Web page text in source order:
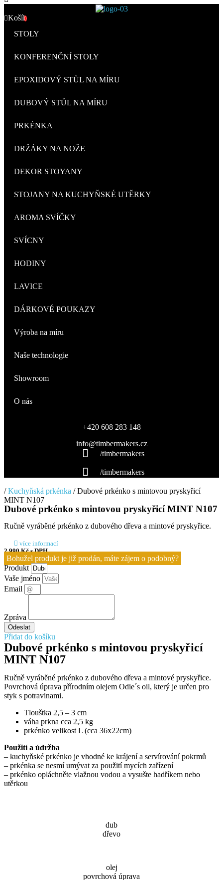
Košík
0
STOLY
KONFERENČNÍ STOLY
EPOXIDOVÝ STŮL NA MÍRU
DUBOVÝ STŮL NA MÍRU
PRKÉNKA
DRŽÁKY NA NOŽE
DEKOR STOYANY
STOJANY NA KUCHYŇSKÉ UTĚRKY
AROMA SVÍČKY
SVÍCNY
HODINY
LAVICE
DÁRKOVÉ POUKAZY
Výroba na míru
Naše technologie
Showroom
O nás
+420 608 283 148
info@timbermakers.cz
/timbermakers
/timbermakers
/Kuchyňská prkénka / Dubové prkénko s mintovou pryskyřicí
MINT N107
Dubové prkénko s mintovou pryskyřicí MINT N107
Ručně vyráběné prkénko z dubového dřeva a mintové pryskyřice.
více informací
2 990Kčs DPH
Bohužel produkt je již prodán, máte zájem o podobný?
Produkt
Vaše jméno
Email
Zpráva
Odeslat
Přidat do košíku
Dubové prkénko s mintovou pryskyřicí
MINT N107
Ručně vyráběné prkénko z dubového dřeva a mintové pryskyřice.
Povrchová úprava přírodním olejem Odie´s oil, který je určen pro
styk s potravinami.
Tlouštka 2,5 – 3 cm
váha prkna cca 2,5 kg
prkénko velikost L (cca 36x22cm)
Použití a údržba
– kuchyňské prkénko je vhodné ke krájení a servírování pokrmů
– prkénka se nesmí umývat za použití mycích zařízení
– prkénko opláchněte vlažnou vodou a vysušte hadříkem nebo
utěrkou
dub
dřevo
olej
povrchová úprava